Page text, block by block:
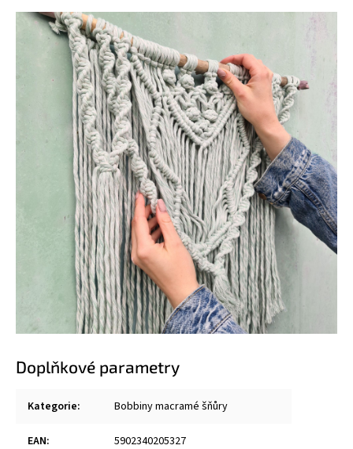
Doplňkové parametry
Kategorie: Bobbiny macramé šňůry
EAN: 5902340205327